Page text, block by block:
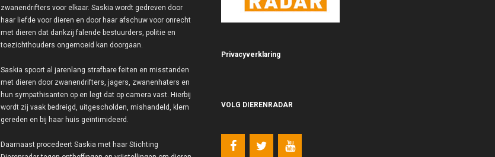
zwanendrifters voor elkaar. Saskia wordt gedreven door
haar liefde voor dieren en door haar afschuw voor onrecht
met dieren dat dankzij falende bestuurders, politie en
toezichthouders ongemoeid kan doorgaan.
Saskia spoort al jarenlang strafbare feiten en misstanden
met dieren door zwanendrifters, jagers, zwanenhaters en
hun sympathisanten op en legt dat op camera vast. Hierbij
wordt zij vaak bedreigd, uitgescholden, mishandeld, klem
gereden en bij haar huis geïntimideerd.
Daarnaast procedeert Saskia met haar Stichting
Privacyverklaring
VOLG DIERENRADAR